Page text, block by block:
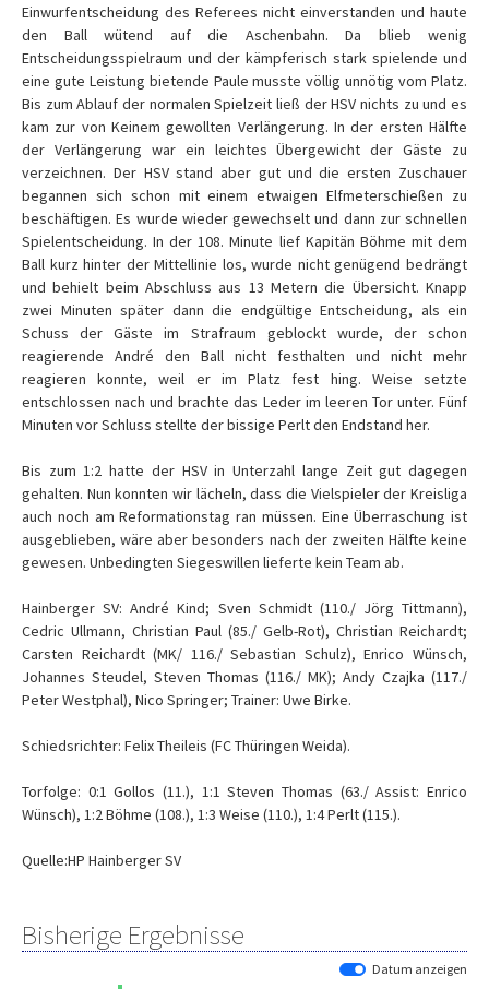
Einwurfentscheidung des Referees nicht einverstanden und haute
den Ball wütend auf die Aschenbahn. Da blieb wenig
Entscheidungsspielraum und der kämpferisch stark spielende und
eine gute Leistung bietende Paule musste völlig unnötig vom Platz.
Bis zum Ablauf der normalen Spielzeit ließ der HSV nichts zu und es
kam zur von Keinem gewollten Verlängerung. In der ersten Hälfte
der Verlängerung war ein leichtes Übergewicht der Gäste zu
verzeichnen. Der HSV stand aber gut und die ersten Zuschauer
begannen sich schon mit einem etwaigen Elfmeterschießen zu
beschäftigen. Es wurde wieder gewechselt und dann zur schnellen
Spielentscheidung. In der 108. Minute lief Kapitän Böhme mit dem
Ball kurz hinter der Mittellinie los, wurde nicht genügend bedrängt
und behielt beim Abschluss aus 13 Metern die Übersicht. Knapp
zwei Minuten später dann die endgültige Entscheidung, als ein
Schuss der Gäste im Strafraum geblockt wurde, der schon
reagierende André den Ball nicht festhalten und nicht mehr
reagieren konnte, weil er im Platz fest hing. Weise setzte
entschlossen nach und brachte das Leder im leeren Tor unter. Fünf
Minuten vor Schluss stellte der bissige Perlt den Endstand her.
Bis zum 1:2 hatte der HSV in Unterzahl lange Zeit gut dagegen
gehalten. Nun konnten wir lächeln, dass die Vielspieler der Kreisliga
auch noch am Reformationstag ran müssen. Eine Überraschung ist
ausgeblieben, wäre aber besonders nach der zweiten Hälfte keine
gewesen. Unbedingten Siegeswillen lieferte kein Team ab.
Hainberger SV: André Kind; Sven Schmidt (110./ Jörg Tittmann),
Cedric Ullmann, Christian Paul (85./ Gelb-Rot), Christian Reichardt;
Carsten Reichardt (MK/ 116./ Sebastian Schulz), Enrico Wünsch,
Johannes Steudel, Steven Thomas (116./ MK); Andy Czajka (117./
Peter Westphal), Nico Springer; Trainer: Uwe Birke.
Schiedsrichter: Felix Theileis (FC Thüringen Weida).
Torfolge: 0:1 Gollos (11.), 1:1 Steven Thomas (63./ Assist: Enrico
Wünsch), 1:2 Böhme (108.), 1:3 Weise (110.), 1:4 Perlt (115.).
Quelle:HP Hainberger SV
Bisherige Ergebnisse
Datum anzeigen